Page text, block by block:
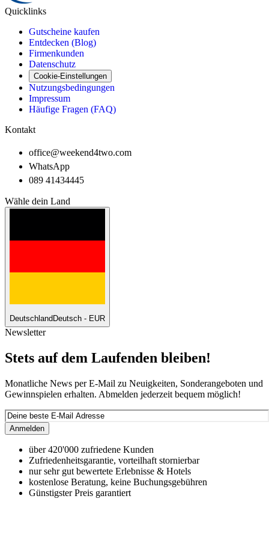
Quicklinks
Gutscheine kaufen
Entdecken (Blog)
Firmenkunden
Datenschutz
Cookie-Einstellungen
Nutzungsbedingungen
Impressum
Häufige Fragen (FAQ)
Kontakt
office@weekend4two.com
WhatsApp
089 41434445
Wähle dein Land
Deutschland Deutsch - EUR
Newsletter
Stets auf dem Laufenden bleiben!
Monatliche News per E-Mail zu Neuigkeiten, Sonderangeboten und
Gewinnspielen erhalten. Abmelden jederzeit bequem möglich!
Anmelden
über 420'000 zufriedene Kunden
Zufriedenheitsgarantie, vorteilhaft stornierbar
nur sehr gut bewertete Erlebnisse & Hotels
kostenlose Beratung, keine Buchungsgebühren
Günstigster Preis garantiert